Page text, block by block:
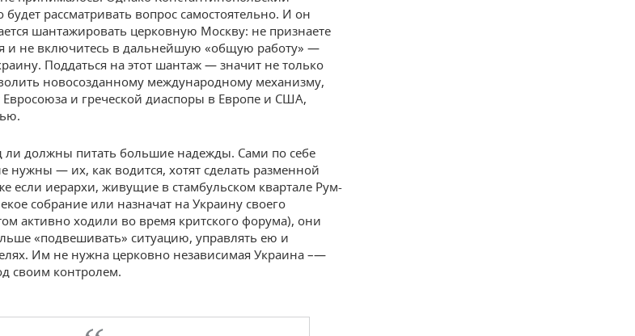
будет рассматривать вопрос самостоятельно. И он
шантажировать церковную Москву: не признаете
и не включитесь в дальнейшую «общую работу» —
Поддаться на этот шантаж — значит не только
новосозданному международному механизму,
и греческой диаспоры в Европе и США,
ли должны питать большие надежды. Сами по себе
нужны — их, как водится, хотят сделать разменной
если иерархи, живущие в стамбульском квартале Рум-
собрание или назначат на Украину своего
активно ходили во время критского форума), они
«подвешивать» ситуацию, управлять ею и
Им не нужна церковно независимая Украина –—
своим контролем.